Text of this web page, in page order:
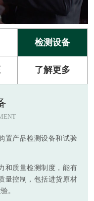
检测设备
了解更多
置产品检测设备和试验
和质量检测制度，能有
量控制，包括进货原材
。